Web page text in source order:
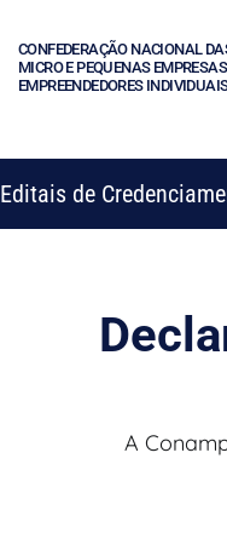
CONFEDERAÇÃO NACIONAL
MICRO E PEQUENAS
EMPREENDEDORES
Editais de
A